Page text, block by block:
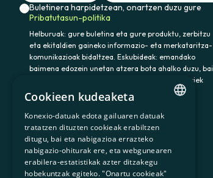
Buletinera harpidetzean, onartzen duzu gure
Pribatutasun-politika
Helburuak: gure buletina eta gure produktu, zerbitzu
eta ekitaldien gaineko informazio- eta merkataritza-
komunikazioak bidaltzea. Eskubideak: emandako
baimena edozein unetan atzera bota ahalko duzu, bai
eta datuak atzitu, zuzendu eta ezabatu ere. Horiek
eta gainerako eskubideak baliatzeko idatzi
somenergia@delegado-datos.com helbidera.
Informazio osagarria: Pribatutasun-politika
900 103 605
CATALAN
SPANISH
GL
Cookieen kudeaketa
Konexio-datuak edota gailuaren datuak
tratatzen dituzten cookieak erabiltzen
ditugu, bai eta nabigazioa errazteko
nabigazio-ohiturak ere, eta webgunearen
erabilera-estatistikak azter ditzakegu
hobekuntzak egiteko. "Onartu cookieak"